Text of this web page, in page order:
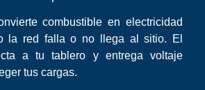
combustible en electricidad
la red falla o no llega al sitio. El
a tu tablero y entrega voltaje
tus cargas.